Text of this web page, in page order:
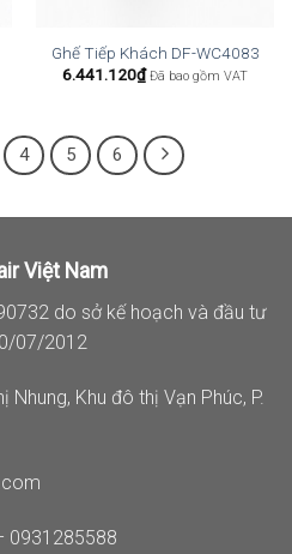
Ghế Tiếp Khách DF-WC4083
6.441.120₫ Đã bao gồm VAT
4 5 6
Việt Nam
do sở kế hoạch và đầu tư
07/2012
Nhung, Khu đô thị Vạn Phúc, P.
0931285588